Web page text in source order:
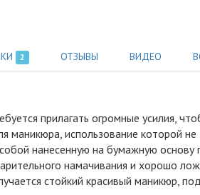
2 ОТЗЫВЫ ВИДЕО
прилагать огромные усилия,
маникюра, использование которой
нанесенную на бумажную
намачивания и хорошо
стойкий красивый маникюр,